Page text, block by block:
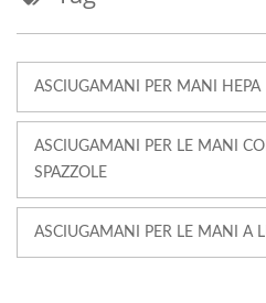
ASCIUGAMANI PER MANI HEPA
ASCIUGAMANI PER LE MANI
SPAZZOLE
ASCIUGAMANI PER LE MANI A